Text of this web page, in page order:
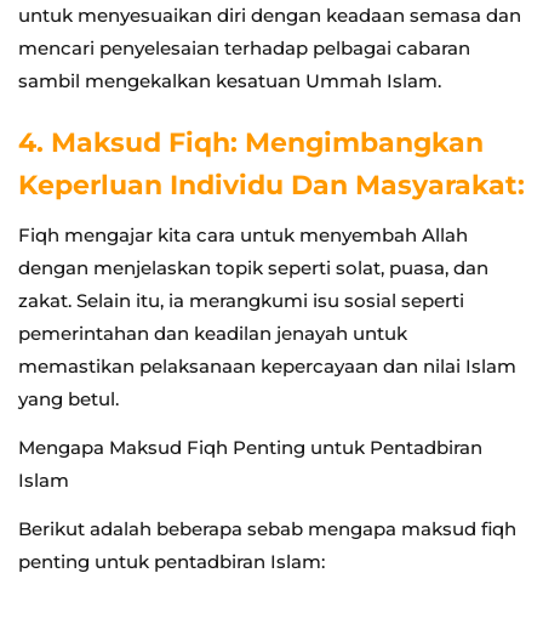
untuk menyesuaikan diri dengan keadaan semasa dan
mencari penyelesaian terhadap pelbagai cabaran
sambil mengekalkan kesatuan Ummah Islam.
4. Maksud Fiqh: Mengimbangkan
Keperluan Individu Dan Masyarakat:
Fiqh mengajar kita cara untuk menyembah Allah
dengan menjelaskan topik seperti solat, puasa, dan
zakat. Selain itu, ia merangkumi isu sosial seperti
pemerintahan dan keadilan jenayah untuk
memastikan pelaksanaan kepercayaan dan nilai Islam
yang betul.
Mengapa Maksud Fiqh Penting untuk Pentadbiran
Islam
Berikut adalah beberapa sebab mengapa maksud fiqh
penting untuk pentadbiran Islam: